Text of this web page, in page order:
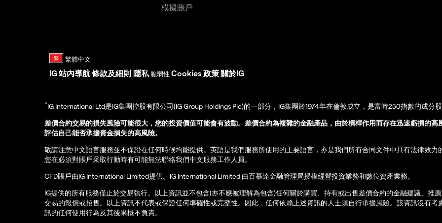
模擬賬戶
IG 站內導航條款及細則 隱私 脆弱性 Cookies 政策 關於IG
^IG International Ltd是IG集團控股有限公司(IG Group Holdings Plc)的一部分，IG集團於1974年在倫敦成立，是富時250指數的成分
差價合約交易的損失風險可能很大，您的投資價值可能會有波動。差價合約為複雜的金融產品，由於槓桿作用而存在迅速虧損的
評估自己能否承擔資金損失的高風險。
敬請注意中文語言服務並不保證在任何時候均能提供。英語是我們服務所使用的主要語言，亦是我們所有合同文件中具有法律效力
您在必須對賬戶采取行動時有可能無法聯絡我們中文服務工作人員。
CFD賬戶由IG International Limited提供。IG International Limited 由百慕達金融管理局授權經營投資業務和數位資產業務。
IG提供的所有服務僅止於交易執行。以上資訊並不包含(亦不應被理解為包含)任何關於購買、持有或出售差價合約的金融建議、推
交易的報價或招售。以上資訊不代表或保證任何準確性或完整性。因此，任何依賴上述資訊的人士須自行承擔風險。該資訊沒有
訊的任何使用行為及其後果概不負責。